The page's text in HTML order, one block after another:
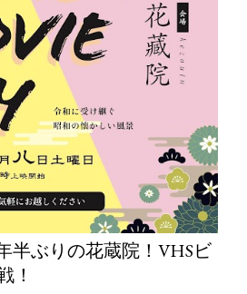
半ぶりの花蔵院！VHSビ
！